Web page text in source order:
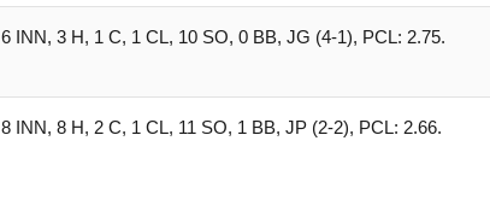
6 INN, 3 H, 1 C, 1 CL, 10 SO, 0 BB, JG (4-1), PCL: 2.75.
8 INN, 8 H, 2 C, 1 CL, 11 SO, 1 BB, JP (2-2), PCL: 2.66.